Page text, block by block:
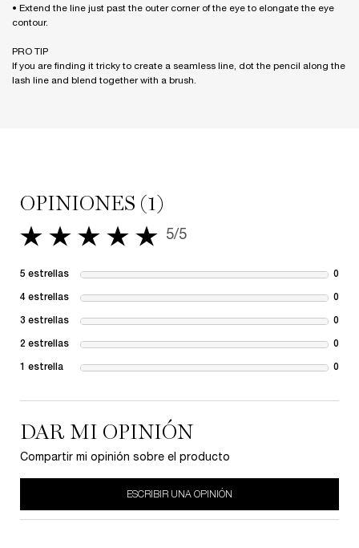
• Extend the line just past the outer corner of the eye to elongate the eye
contour.
PRO TIP
If you are finding it tricky to create a seamless line, dot the pencil along the
lash line and blend together with a brush.
OPINIONES (1)
5 de 5 estrellas. 5/5
5 estrellas 0
4 estrellas 0
3 estrellas 0
2 estrellas 0
1 estrella 0
DAR MI OPINIÓN
Compartir mi opinión sobre el producto
ESCRIBIR UNA OPINIÓN